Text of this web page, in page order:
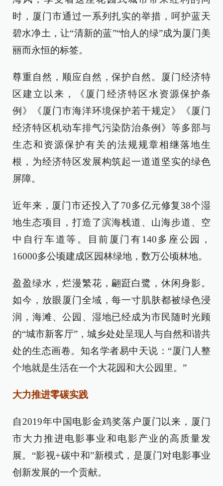
时，厦门市通过一系列扎实的举措，呵护蓝天
碧水净土，让“清新的蓝”“怡人的绿”成为厦门美
丽而永恒的标签。
尊重自然，顺应自然，保护自然。厦门经济特
区建立以来，《厦门经济特区水资源保护条
例》《厦门市海洋环境保护若干规定》《厦门
经济特区机动车排气污染防治条例》等多部与
生态和资源保护有关的法规规章相继落地生
根，为经济特区发展构筑起一道道坚实的绿色
屏障。
近年来，厦门市还投入了70多亿元修复38个湿
地生态项目，打造了滨海栈道、山海步道、空
中自行车道等。目前厦门有140多座公园，
16000多公顷建成区园林绿地，数万公顷林地。
盈盈绿水，烂漫繁花，翩跹白鹭，休闲身影。
如今，放眼厦门全域，每一寸肌肤都被绿色浸
润，海滩、公园、湿地已经成为市民随时光顾
的“城市新客厅”，城乡处处呈现人与自然和谐共
处的生态画卷。知名学者易中天说：“厦门人整
个地就是生活在一个大花园和大公园里。”
大力推进零碳实践
自2019年中国电影金鸡奖落户厦门以来，厦门
市大力推进电影事业和电影产业的高质量发
展。“影视+碳中和”新模式，是厦门对电影事业
创新发展的一个贡献。